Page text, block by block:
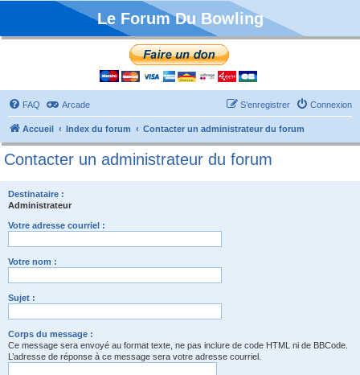
Le Forum Du Bowling
FAQ Arcade Connexion
S’enregistrer
Accueil Index du forum Contacter un administrateur du forum
Contacter un administrateur du forum
Destinataire :
Administrateur
Votre adresse courriel :
Votre nom :
Sujet :
Corps du message :
Ce message sera envoyé au format texte, ne pas inclure de code HTML ni de BBCode.
L’adresse de réponse à ce message sera votre adresse courriel.